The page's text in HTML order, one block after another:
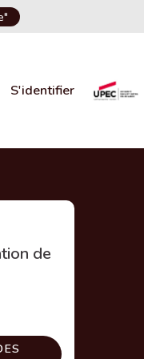
S'identifier
de